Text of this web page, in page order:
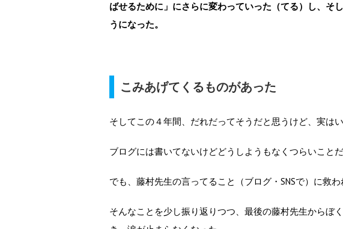
ばせるために」にさらに変わっていった（てる）し、そ
うになった。
こみあげてくるものがあった
そしてこの４年間、だれだってそうだと思うけど、実は
ブログには書いてないけどどうしようもなくつらいことだ
でも、藤村先生の言ってること（ブログ・SNSで）に救わ
そんなことを少し振り返りつつ、最後の藤村先生からぼ